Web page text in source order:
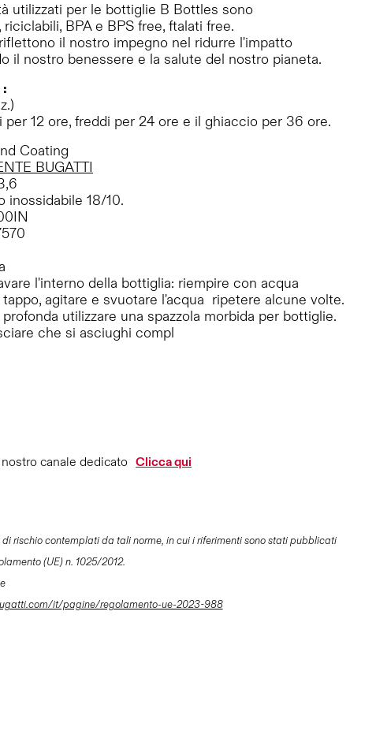
utilizzati per le bottiglie B Bottles sono
BPA e BPS free, ftalati free.
il nostro impegno nel ridurre l'impatto
il nostro benessere e la salute del nostro pianeta.
12 ore, freddi per 24 ore e il ghiaccio per 36 ore.
Coating
BUGATTI
inossidabile 18/10.
l'interno della bottiglia: riempire con acqua
agitare e svuotare l'acqua  ripetere alcune volte.
utilizzare una spazzola morbida per bottiglie.
che si asciughi compl
canale dedicato Clicca qui
rischio contemplati da tali norme, in cui i riferimenti sono stati pubblicati
(UE) n. 1025/2012.
it/pagine/regolamento-ue-2023-988